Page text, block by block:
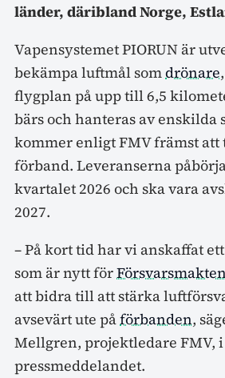
länder, däribland Norge,
Vapensystemet PIORUN är
bekämpa luftmål somdrönare
flygplan på upp till 6,5
bärs och hanteras av enskilda
kommer enligt FMV främst
förband. Leveranserna
kvartalet 2026 och ska vara
2027.
– På kort tid har vi anskaffat ett
som är nytt förFörsvarsmakten
att bidra till att stärka
avsevärt ute påförbanden,
Mellgren, projektledare FMV, i
pressmeddelandet.